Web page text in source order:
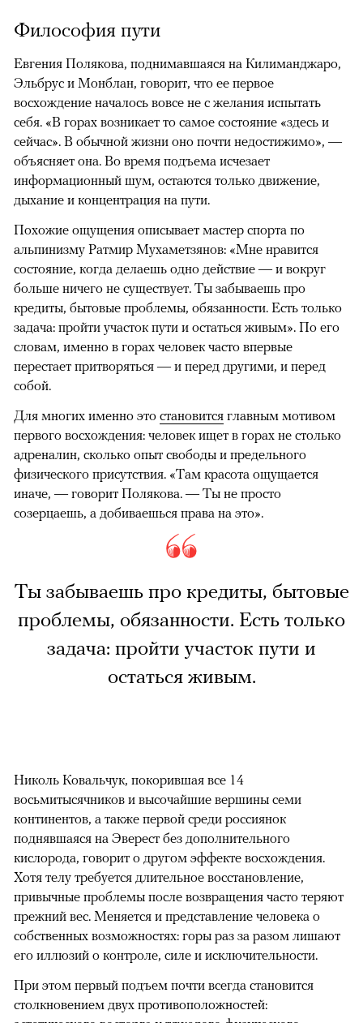
Философия пути
Евгения Полякова, поднимавшаяся на Килиманджаро,
Эльбрус и Монблан, говорит, что ее первое
восхождение началось вовсе не с желания испытать
себя. «В горах возникает то самое состояние «здесь и
сейчас». В обычной жизни оно почти недостижимо», —
объясняет она. Во время подъема исчезает
информационный шум, остаются только движение,
дыхание и концентрация на пути.
Похожие ощущения описывает мастер спорта по
альпинизму Ратмир Мухаметзянов: «Мне нравится
состояние, когда делаешь одно действие — и вокруг
больше ничего не существует. Ты забываешь про
кредиты, бытовые проблемы, обязанности. Есть только
задача: пройти участок пути и остаться живым». По его
словам, именно в горах человек часто впервые
перестает притворяться — и перед другими, и перед
собой.
Для многих именно это становится главным мотивом
первого восхождения: человек ищет в горах не столько
адреналин, сколько опыт свободы и предельного
физического присутствия. «Там красота ощущается
иначе, — говорит Полякова. — Ты не просто
созерцаешь, а добиваешься права на это».
Ты забываешь про кредиты, бытовые
проблемы, обязанности. Есть только
задача: пройти участок пути и
остаться живым.
Николь Ковальчук, покорившая все 14
восьмитысячников и высочайшие вершины семи
континентов, а также первой среди россиянок
поднявшаяся на Эверест без дополнительного
кислорода, говорит о другом эффекте восхождения.
Хотя телу требуется длительное восстановление,
привычные проблемы после возвращения часто теряют
прежний вес. Меняется и представление человека о
собственных возможностях: горы раз за разом лишают
его иллюзий о контроле, силе и исключительности.
При этом первый подъем почти всегда становится
столкновением двух противоположностей: